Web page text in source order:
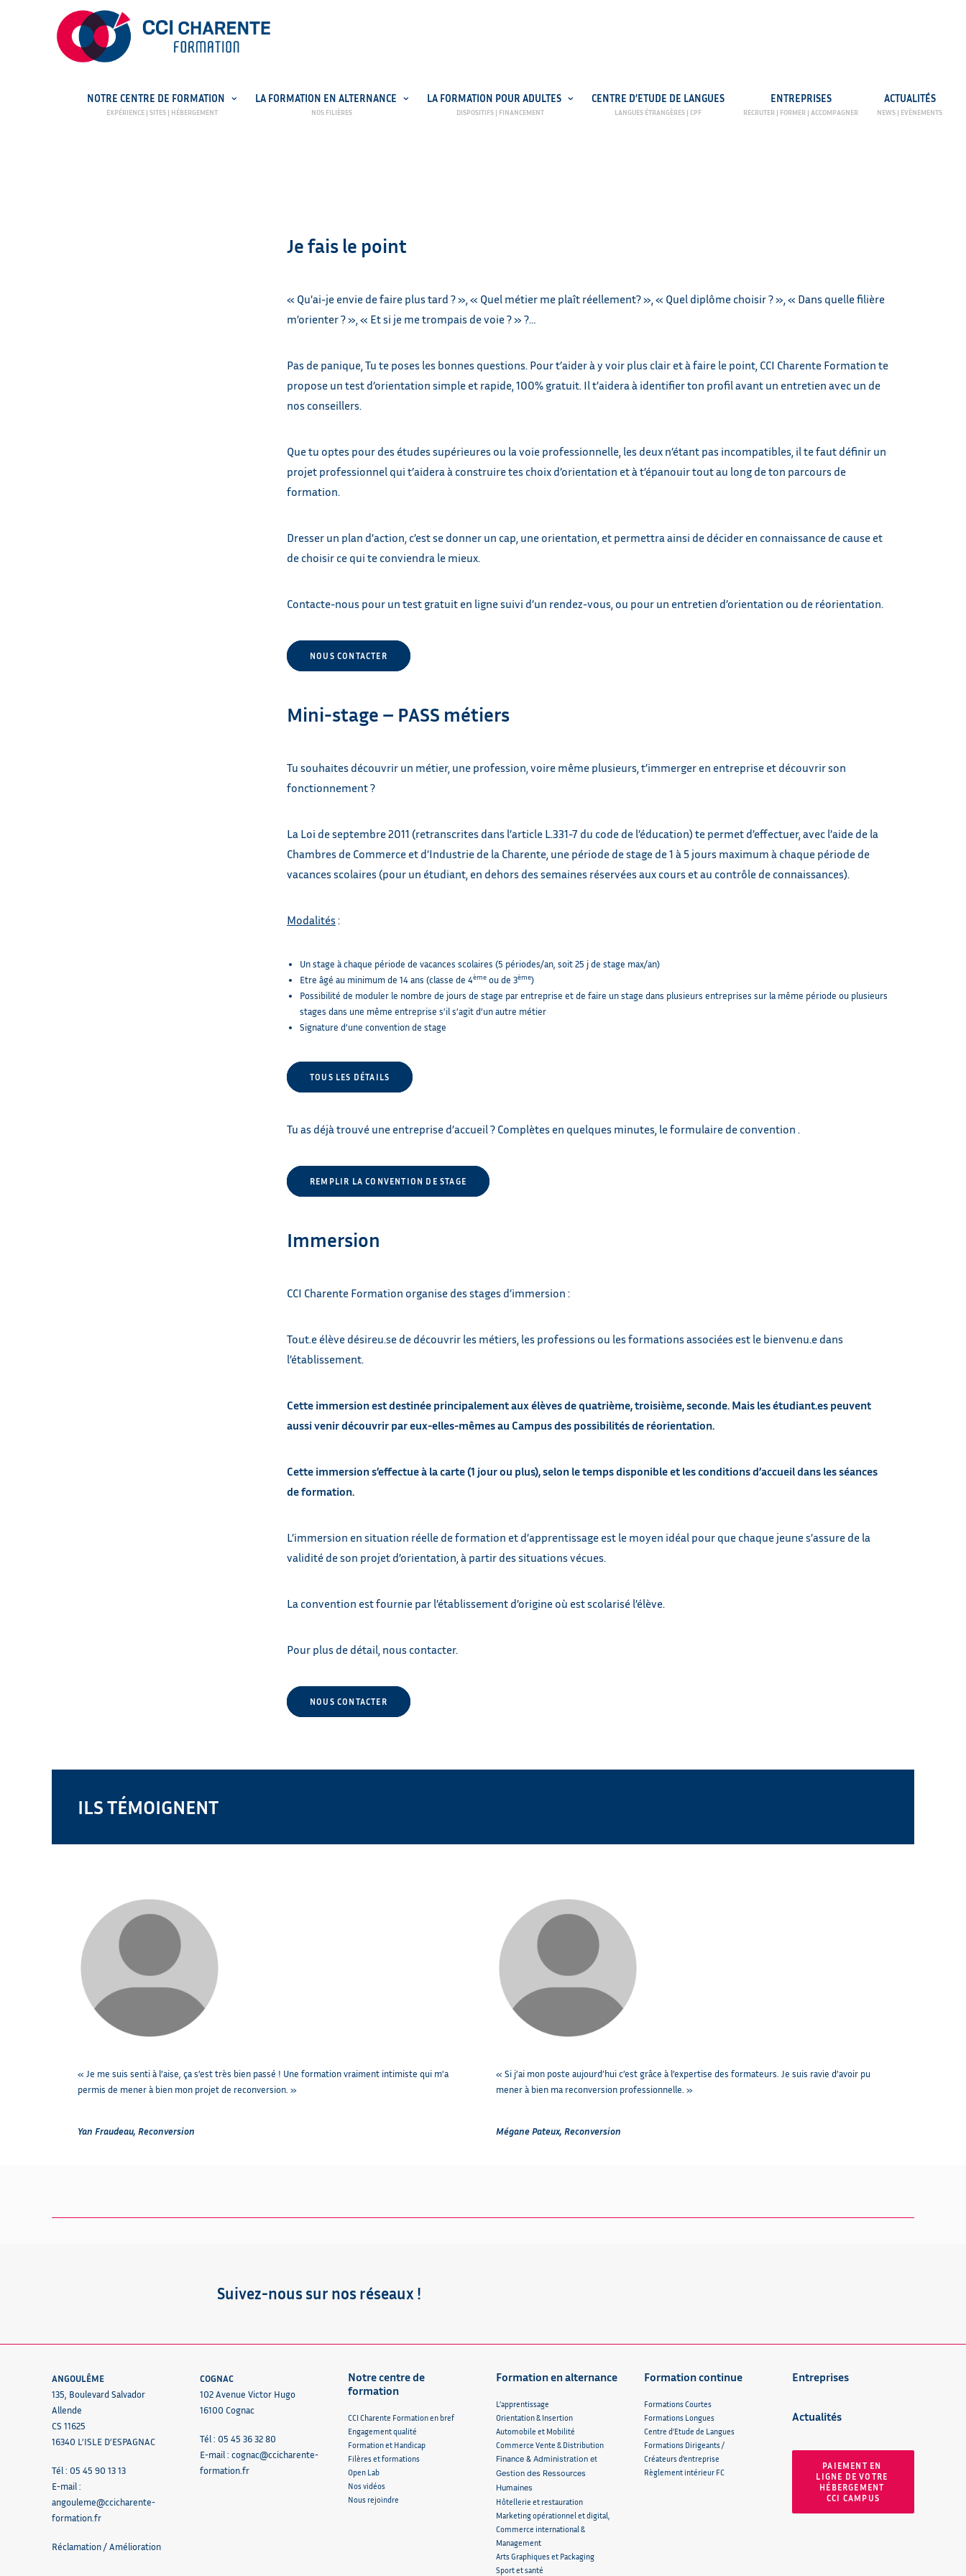
NOTRE CENTRE DE FORMATION LA FORMATION EN ALTERNANCE LA FORMATION POUR ADULTES CENTRE D’ETUDE DE LANGUES ENTREPRISES ACTUALITÉS
Je fais le point
« Qu’ai-je envie de faire plus tard ? », « Quel métier me plaît réellement? », « Quel diplôme choisir ? », « Dans quelle filière
m’orienter ? », « Et si je me trompais de voie ? » ?…
Pas de panique, Tu te poses les bonnes questions. Pour t’aider à y voir plus clair et à faire le point, CCI Charente Formation te
propose un test d’orientation simple et rapide, 100% gratuit. Il t’aidera à identifier ton profil avant un entretien avec un de
nos conseillers.
Que tu optes pour des études supérieures ou la voie professionnelle, les deux n’étant pas incompatibles, il te faut définir un
projet professionnel qui t’aidera à construire tes choix d’orientation et à t’épanouir tout au long de ton parcours de
formation.
Dresser un plan d’action, c’est se donner un cap, une orientation, et permettra ainsi de décider en connaissance de cause et
de choisir ce qui te conviendra le mieux.
Contacte-nous pour un test gratuit en ligne suivi d’un rendez-vous, ou pour un entretien d’orientation ou de réorientation.
NOUS CONTACTER
Mini-stage – PASS métiers
Tu souhaites découvrir un métier, une profession, voire même plusieurs, t’immerger en entreprise et découvrir son
fonctionnement ?
La Loi de septembre 2011 (retranscrites dans l’article L.331-7 du code de l’éducation) te permet d’effectuer, avec l’aide de la
Chambres de Commerce et d’Industrie de la Charente, une période de stage de 1 à 5 jours maximum à chaque période de
vacances scolaires (pour un étudiant, en dehors des semaines réservées aux cours et au contrôle de connaissances).
Modalités:
Un stage à chaque période de vacances scolaires (5 périodes/an, soit 25 j de stage max/an)
Etre âgé au minimum de 14 ans (classe de 4ème ou de 3ème)
Possibilité de moduler le nombre de jours de stage par entreprise et de faire un stage dans plusieurs entreprises sur la même période ou plusieurs
stages dans une même entreprise s’il s’agit d’un autre métier
Signature d’une convention de stage
TOUS LES DÉTAILS
Tu as déjà trouvé une entreprise d’accueil ? Complètes en quelques minutes, le formulaire de convention .
REMPLIR LA CONVENTION DE STAGE
Immersion
CCI Charente Formation organise des stages d’immersion :
Tout.e élève désireu.se de découvrir les métiers, les professions ou les formations associées est le bienvenu.e dans
l’établissement.
Cette immersion est destinée principalement aux élèves de quatrième, troisième, seconde. Mais les étudiant.es peuvent
aussi venir découvrir par eux-elles-mêmes au Campus des possibilités de réorientation.
Cette immersion s’effectue à la carte (1 jour ou plus), selon le temps disponible et les conditions d’accueil dans les séances
de formation.
L’immersion en situation réelle de formation et d’apprentissage est le moyen idéal pour que chaque jeune s’assure de la
validité de son projet d’orientation, à partir des situations vécues.
La convention est fournie par l’établissement d’origine où est scolarisé l’élève.
Pour plus de détail, nous contacter.
NOUS CONTACTER
ILS TÉMOIGNENT
« Je me suis senti à l’aise, ça s’est très bien passé ! Une formation vraiment intimiste qui m’a
permis de mener à bien mon projet de reconversion. »
Yan Fraudeau, Reconversion
« Si j’ai mon poste aujourd’hui c’est grâce à l’expertise des formateurs. Je suis ravie d’avoir pu
mener à bien ma reconversion professionnelle. »
Mégane Pateux, Reconversion
Suivez-nous sur nos réseaux !
ANGOULÊME
135, Boulevard Salvador
Allende
CS 11625
16340 L’ISLE D’ESPAGNAC
Tél : 05 45 90 13 13
E-mail :
angouleme@ccicharente-
formation.fr
Réclamation / Amélioration
COGNAC
102 Avenue Victor Hugo
16100 Cognac
Tél : 05 45 36 32 80
E-mail : cognac@ccicharente-
formation.fr
Notre centre de
formation
CCI Charente Formation en bref
Engagement qualité
Formation et Handicap
Filères et formations
Open Lab
Nos vidéos
Nous rejoindre
Formation en alternance
L’apprentissage
Orientation & Insertion
Automobile et Mobilité
Commerce Vente & Distribution
Finance & Administration et
Gestion des Ressources
Humaines
Hôtellerie et restauration
Marketing opérationnel et digital,
Commerce international &
Management
Arts Graphiques et Packaging
Sport et santé
Formation continue
Formations Courtes
Formations Longues
Centre d’Etude de Langues
Formations Dirigeants /
Créateurs d’entreprise
Règlement intérieur FC
Entreprises
Actualités
PAIEMENT EN
LIGNE DE VOTRE
HÉBERGEMENT
CCI CAMPUS